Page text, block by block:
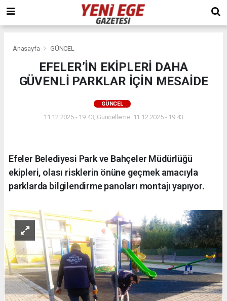
Anasayfa GÜNCEL
EFELER’İN EKİPLERİ DAHA
GÜVENLİ PARKLAR İÇİN MESAİDE
GÜNCEL
11.12.2025 - 19:43, Güncelleme: 11.12.2025 - 19:43
Efeler Belediyesi Park ve Bahçeler Müdürlüğü
ekipleri, olası risklerin önüne geçmek amacıyla
parklarda bilgilendirme panoları montajı yapıyor.